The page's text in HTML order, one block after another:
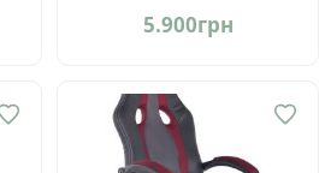
5.900грн